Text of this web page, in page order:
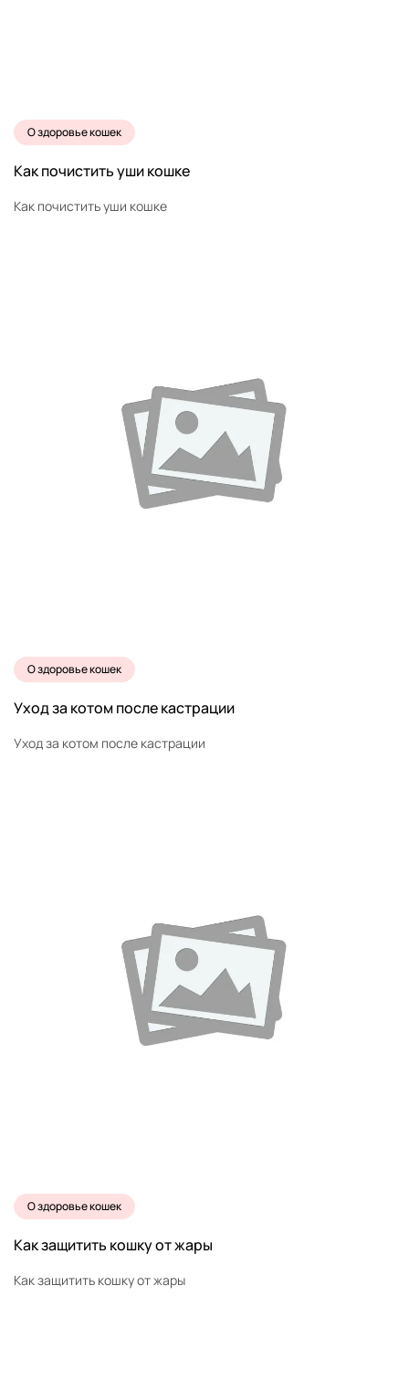
О здоровье кошек
Как почистить уши кошке
Как почистить уши кошке
О здоровье кошек
Уход за котом после кастрации
Уход за котом после кастрации
О здоровье кошек
Как защитить кошку от жары
Как защитить кошку от жары